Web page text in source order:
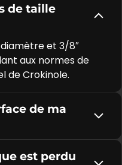
de taille
et 3/8″
aux normes de
de Crokinole.
de ma
est perdu